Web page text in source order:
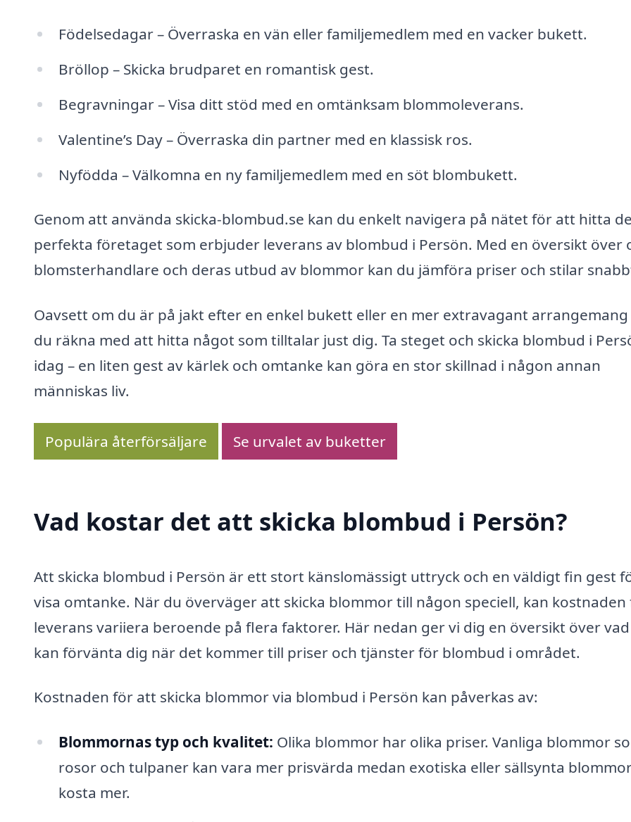
Födelsedagar – Överraska en vän eller familjemedlem med en vacker bukett.
Bröllop – Skicka brudparet en romantisk gest.
Begravningar – Visa ditt stöd med en omtänksam blommoleverans.
Valentine’s Day – Överraska din partner med en klassisk ros.
Nyfödda – Välkomna en ny familjemedlem med en söt blombukett.
Genom att använda skicka-blombud.se kan du enkelt navigera på nätet för att hitta
perfekta företaget som erbjuder leverans av blombud i Persön. Med en översikt över
blomsterhandlare och deras utbud av blommor kan du jämföra priser och stilar
Oavsett om du är på jakt efter en enkel bukett eller en mer extravagant arrangemang
du räkna med att hitta något som tilltalar just dig. Ta steget och skicka blombud i
idag – en liten gest av kärlek och omtanke kan göra en stor skillnad i någon annan
människas liv.
Populära återförsäljare Se urvalet av buketter
Vad kostar det att skicka blombud i Persön?
Att skicka blombud i Persön är ett stort känslomässigt uttryck och en väldigt fin gest
visa omtanke. När du överväger att skicka blommor till någon speciell, kan
leverans variiera beroende på flera faktorer. Här nedan ger vi dig en översikt över
kan förvänta dig när det kommer till priser och tjänster för blombud i området.
Kostnaden för att skicka blommor via blombud i Persön kan påverkas av:
Blommornas typ och kvalitet: Olika blommor har olika priser. Vanliga blommor
rosor och tulpaner kan vara mer prisvärda medan exotiska eller sällsynta
kosta mer.